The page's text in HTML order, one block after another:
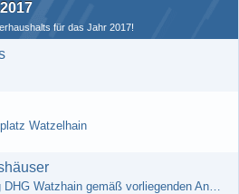
für das Jahr 2017!
Watzelhain
07 - Parkettüberarbeitung DHG Watzhain gemäß vorliegenden Angebot